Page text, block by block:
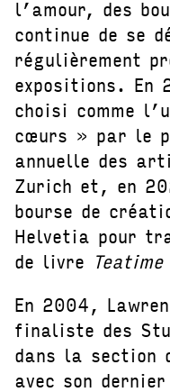
l’amour, des
continue de se
régulièrement
expositions.
choisi comme
cœurs » par le
annuelle des
Zurich et, en
bourse de
Helvetia pour
de livre
En 2004,
finaliste des
dans la section
avec son